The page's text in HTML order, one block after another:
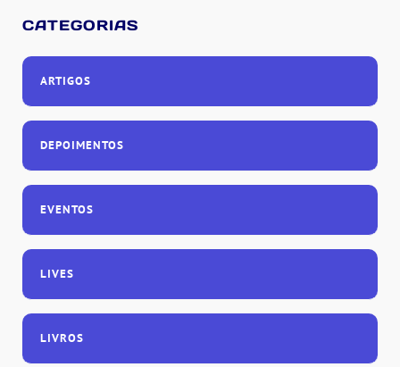
CATEGORIAS
ARTIGOS
DEPOIMENTOS
EVENTOS
LIVES
LIVROS